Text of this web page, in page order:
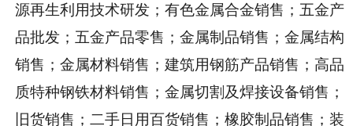
源再生利用技术研发；有色金属合金销售；五金产
品批发；五金产品零售；金属制品销售；金属结构
销售；金属材料销售；建筑用钢筋产品销售；高品
质特种钢铁材料销售；金属切割及焊接设备销售；
旧货销售；二手日用百货销售；橡胶制品销售；装